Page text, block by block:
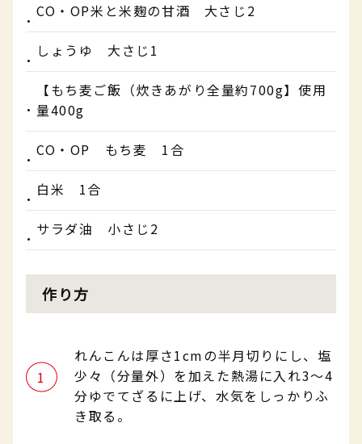
CO・OP米と米麹の甘酒 大さじ2
しょうゆ 大さじ1
【もち麦ご飯（炊きあがり全量約700g】使用
量400g
CO・OP もち麦 1合
白米 1合
サラダ油 小さじ2
作り方
れんこんは厚さ1cmの半月切りにし、塩
少々（分量外）を加えた熱湯に入れ3～4
分ゆでてざるに上げ、水気をしっかりふ
き取る。